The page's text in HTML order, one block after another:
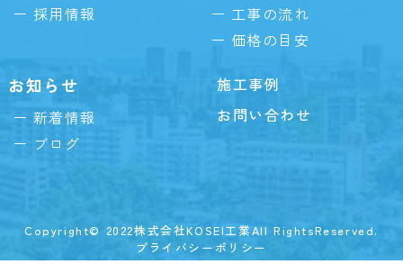
採用情報
工事の流れ
価格の目安
お知らせ
新着情報
ブログ
施工事例
お問い合わせ
Copyright© 2022株式会社KOSEI工業All RightsReserved.
プライバシーポリシー